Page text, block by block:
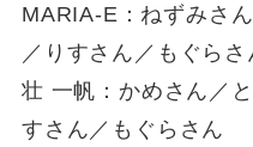
MARIA-E：ねずみさ
／りすさん／もぐらさ
壮 一帆：かめさん／
すさん／もぐらさん